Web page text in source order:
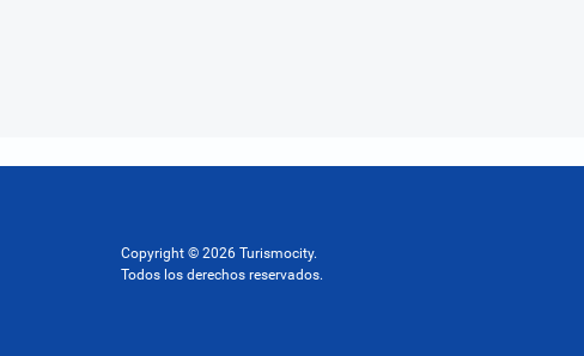
Copyright © 2026 Turismocity.
Todos los derechos reservados.